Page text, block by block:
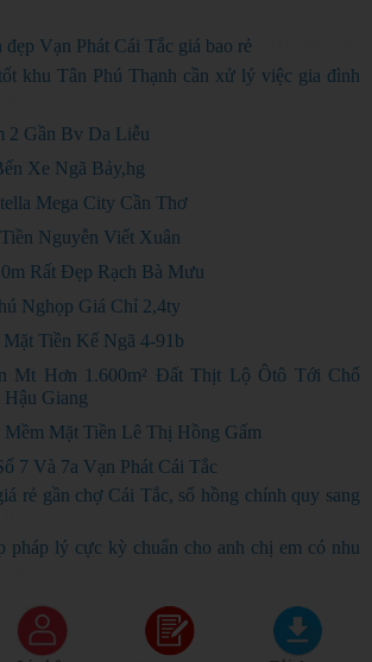
đẹp Vạn Phát Cái Tắc giá bao rẻ
khu Tân Phú Thạnh cần xử lý việc gia đình
2 Gần Bv Da Liễu
Xe Ngã Bảy,hg
Mega City Cần Thơ
Nguyễn Viết Xuân
Rất Đẹp Rạch Bà Mưu
Nghọp Giá Chỉ 2,4ty
Tiền Kế Ngã 4-91b
Mt Hơn 1.600m² Đất Thịt Lộ Ôtô Tới Chổ
Giang
Mặt Tiền Lê Thị Hồng Gấm
7 Và 7a Vạn Phát Cái Tắc
rẻ gần chợ Cái Tắc, sổ hồng chính quy sang
pháp lý cực kỳ chuẩn cho anh chị em có nhu
© 2026
Rao Vặt Miễn Phí
chỉ hoạt động thử nghiệm (*)